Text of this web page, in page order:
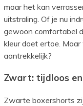
maar het kan
uitstraling. Of je nu
gewoon comfortabel
kleur doet ertoe.
aantrekkelijk?
Zwart: tijdloos
Zwarte boxershorts